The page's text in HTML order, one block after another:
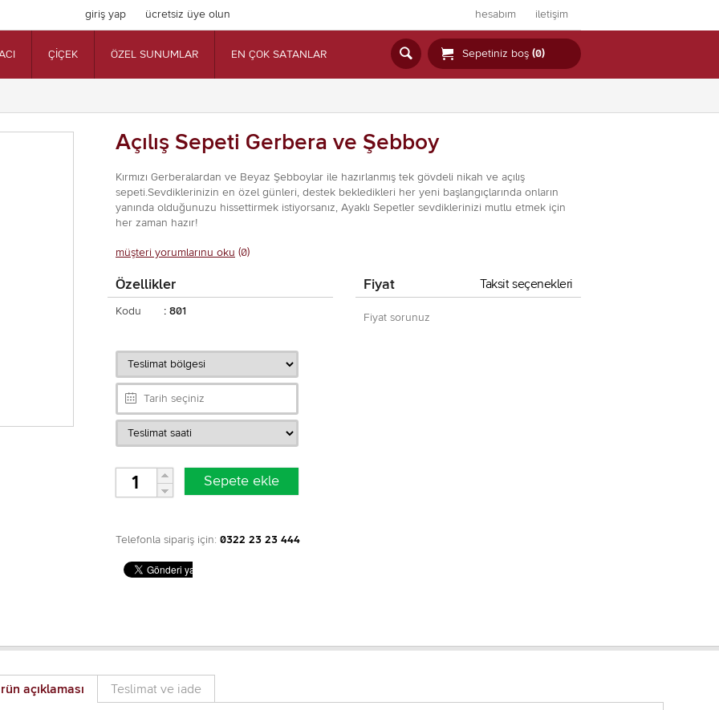
giriş yap ücretsiz üye olun hesabım iletişim
ÇİÇEK ÖZEL SUNUMLAR EN ÇOK SATANLAR   Sepetiniz boş (0)
Açılış Sepeti Gerbera ve Şebboy
Kırmızı Gerberalardan ve Beyaz Şebboylar ile hazırlanmış tek gövdeli nikah ve açılış
sepeti.Sevdiklerinizin en özel günleri, destek bekledikleri her yeni başlangıçlarında onların
yanında olduğunuzu hissettirmek istiyorsanız, Ayaklı Sepetler sevdiklerinizi mutlu etmek için
her zaman hazır!
müşteri yorumlarınu oku (0)
Özellikler
Kodu : 801
Taksit seçenekleri
Fiyat
Fiyat sorunuz
Telefonla sipariş için: 0322 23 23 444
açıklaması Teslimat ve iade